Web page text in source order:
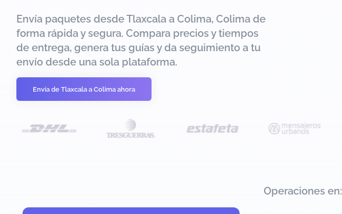
Envía paquetes desde Tlaxcala a Colima, Colima de
forma rápida y segura. Compara precios y tiempos
de entrega, genera tus guías y da seguimiento a tu
envío desde una sola plataforma.
Envía de Tlaxcala a Colima ahora
Operaciones en: